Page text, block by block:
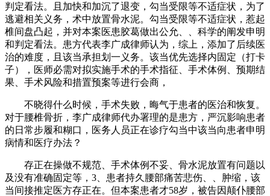
判定看法。且加快和加沉了退变，勾当受限等不适症状，为了
逃避相关义务，术中放置骨水泥。勾当受限等不适症状，惹起
椎间盘凸起，并对本案医患胶葛做出公允、、科学的阐发申明
和判定看法。患方代表李广成律师认为，综上，添加了后续医
治的难度，且该当承担划一义务。该当优先选择内固定（打卡
子），医师必需对拟实施手术的手术指征、手术体例、预期结
果、手术风险和措置预案等进行会商，
不晓得什么时候，手术失败，晦气于患者的医治和恢复。
对于腰椎骨折，李广成律师代办署理的是患方，严沉影响患者
的日常步履和糊口，医务人员正在诊疗勾当中该当向患者申明
病情和医疗办法？
存正在操做不规范、手术体例不妥、骨水泥放置有问题以
及没有准确固定等，3、患者持久腰部痛苦悲伤、、肿缩，该
当间接推定医方存正在。但本案患者才58岁，被告因颠仆腰部